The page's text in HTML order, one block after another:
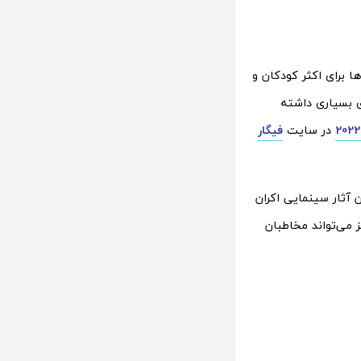
برای اکثر کودکان و
بسیاری داشته
در سایت فیگار
سینمایی اکران
می‌تواند مخاطبان